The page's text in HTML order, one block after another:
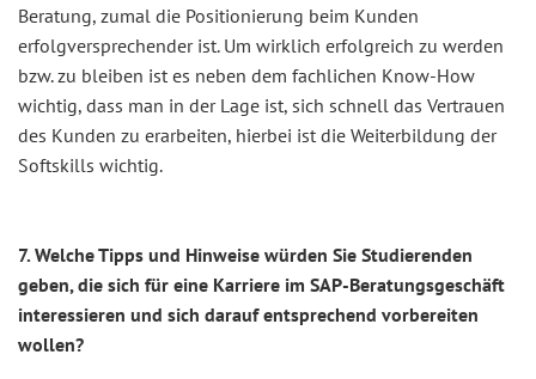
Beratung, zumal die Positionierung beim Kunden
erfolgversprechender ist. Um wirklich erfolgreich zu werden
bzw. zu bleiben ist es neben dem fachlichen Know-How
wichtig, dass man in der Lage ist, sich schnell das Vertrauen
des Kunden zu erarbeiten, hierbei ist die Weiterbildung der
Softskills wichtig.
7. Welche Tipps und Hinweise würden Sie Studierenden
geben, die sich für eine Karriere im SAP-Beratungsgeschäft
interessieren und sich darauf entsprechend vorbereiten
wollen?